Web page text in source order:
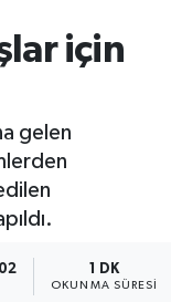
için
gelen
1 DK
OKUNMA SÜRESI